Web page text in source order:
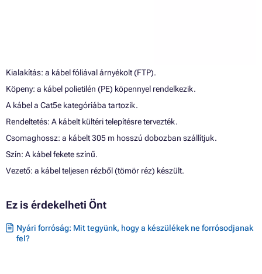
Kialakítás: a kábel fóliával árnyékolt (FTP).
Köpeny: a kábel polietilén (PE) köpennyel rendelkezik.
A kábel a Cat5e kategóriába tartozik.
Rendeltetés: A kábelt kültéri telepítésre tervezték.
Csomaghossz: a kábelt 305 m hosszú dobozban szállítjuk.
Szín: A kábel fekete színű.
Vezető: a kábel teljesen rézből (tömör réz) készült.
Ez is érdekelheti Önt
Nyári forróság: Mit tegyünk, hogy a készülékek ne forrósodjanak
fel?